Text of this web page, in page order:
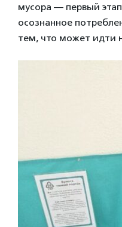
мусора — первый
осознанное
тем, что может идти